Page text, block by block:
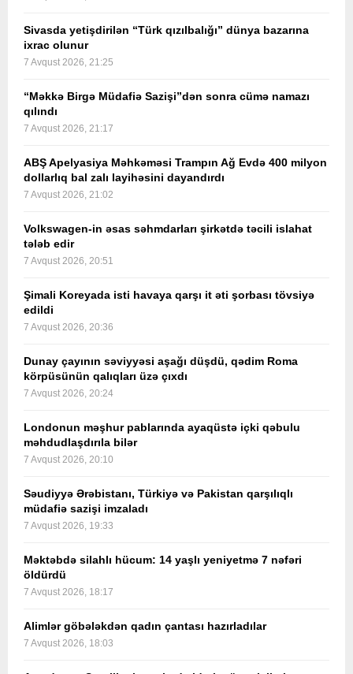
Sivasda yetişdirilən “Türk qızılbalığı” dünya bazarına
ixrac olunur
7 Avqust 2026, 21:25
“Məkkə Birgə Müdafiə Sazişi”dən sonra cümə namazı
qılındı
7 Avqust 2026, 21:17
ABŞ Apelyasiya Məhkəməsi Trampın Ağ Evdə 400 milyon
dollarlıq bal zalı layihəsini dayandırdı
7 Avqust 2026, 21:02
Volkswagen-in əsas səhmdarları şirkətdə təcili islahat
tələb edir
7 Avqust 2026, 20:51
Şimali Koreyada isti havaya qarşı it əti şorbası tövsiyə
edildi
7 Avqust 2026, 20:36
Dunay çayının səviyyəsi aşağı düşdü, qədim Roma
körpüsünün qalıqları üzə çıxdı
7 Avqust 2026, 20:24
Londonun məşhur pablarında ayaqüstə içki qəbulu
məhdudlaşdırıla bilər
7 Avqust 2026, 20:10
Səudiyyə Ərəbistanı, Türkiyə və Pakistan qarşılıqlı
müdafiə sazişi imzaladı
7 Avqust 2026, 19:33
Məktəbdə silahlı hücum: 14 yaşlı yeniyetmə 7 nəfəri
öldürdü
7 Avqust 2026, 18:17
Alimlər göbələkdən qadın çantası hazırladılar
7 Avqust 2026, 18:03